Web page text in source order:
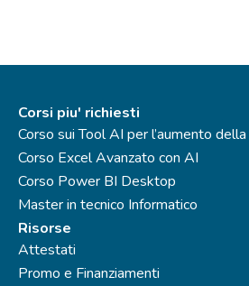
Corsi piu' richiesti
Corso sui Tool AI per l’aumento
Corso Excel Avanzato con AI
Corso Power BI Desktop
Master in tecnico Informatico
Risorse
Attestati
Promo e Finanziamenti